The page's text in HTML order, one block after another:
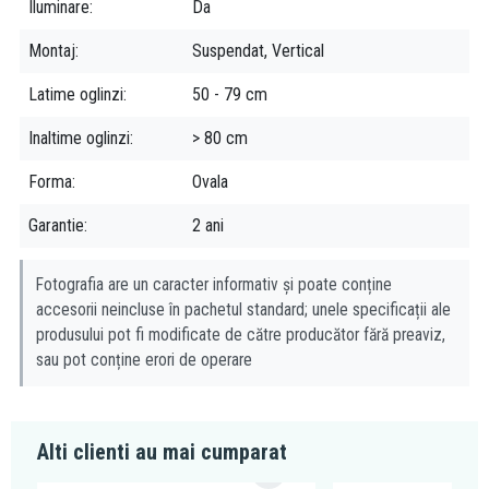
Avantaje:
Reglaj al intensitatii și al temperaturii luminii
Sistem de dezaburire eficient
Iluminare Da
Montaj Suspendat, Vertical
Latime oglinzi 50 - 79 cm
Inaltime oglinzi > 80 cm
Forma Ovala
Garantie 2 ani
Fotografia are un caracter informativ și poate conține
accesorii neincluse în pachetul standard; unele specificații ale
produsului pot fi modificate de către producător fără preaviz,
sau pot conține erori de operare
Alti clienti au mai cumparat